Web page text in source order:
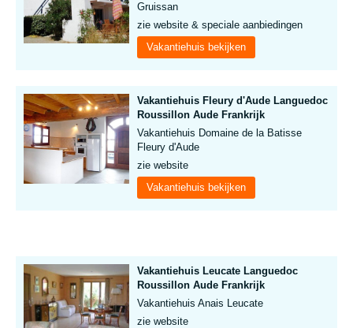
Gruissan
zie website & speciale aanbiedingen
Vakantiehuis bekijken
Vakantiehuis Fleury d'Aude Languedoc
Roussillon Aude Frankrijk
Vakantiehuis Domaine de la Batisse
Fleury d'Aude
zie website
Vakantiehuis bekijken
Vakantiehuis Leucate Languedoc
Roussillon Aude Frankrijk
Vakantiehuis Anais Leucate
zie website